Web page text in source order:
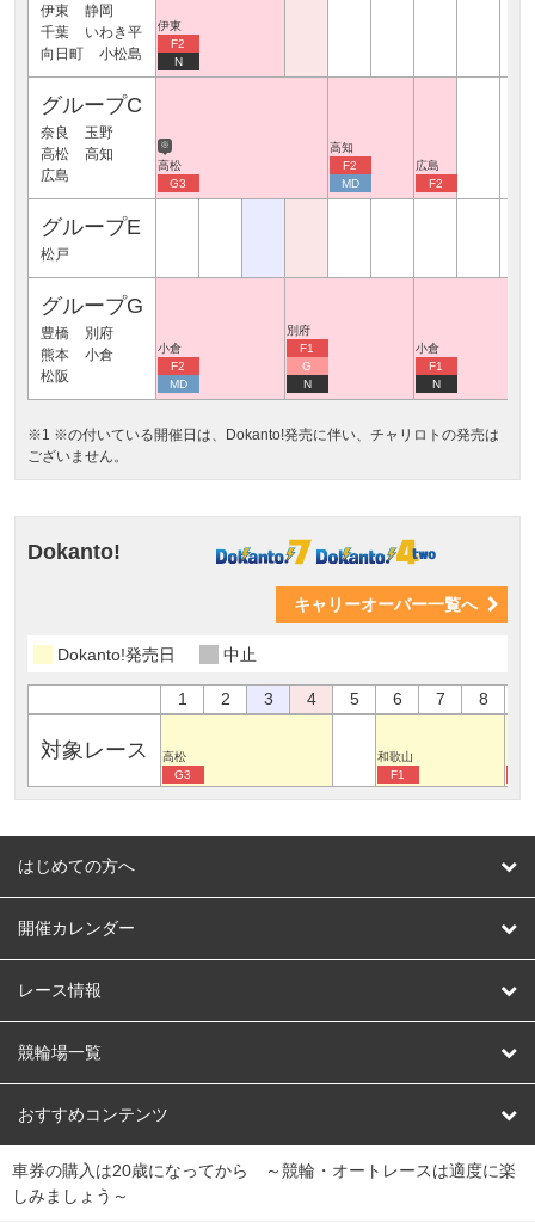
伊東
静岡
千葉
いわき平
向日町
小松島
伊東
F2
N
グループC
奈良
玉野
高松
高知
広島
※
高松
G3
高知
F2
MD
広島
F2
グループE
松戸
グループG
豊橋
別府
熊本
小倉
松阪
小倉
F2
MD
別府
F1
G
N
小倉
F1
N
※1 ※の付いている開催日は、Dokanto!発売に伴い、チャリロトの発売は
ございません。
Dokanto!
キャリーオーバー一覧へ
Dokanto!発売日 中止
1 2 3 4 5 6 7 8
対象レース
高松
G3
和歌山
F1
はじめての方へ
はじめての方へ
開催カレンダー
競輪
オートレース
競輪くじ
Dokanto!
レース情報
レース予想
レース結果
キャリーオーバー一覧
競輪場一覧
北日本 函館競輪場
関
東
弥彦競輪場 前橋競輪場 取手競輪場 宇都宮競輪場
おすすめコンテンツ
競輪選手情報
車券の購入は20歳になってから ～競輪・オートレースは適度に楽
しみましょう～